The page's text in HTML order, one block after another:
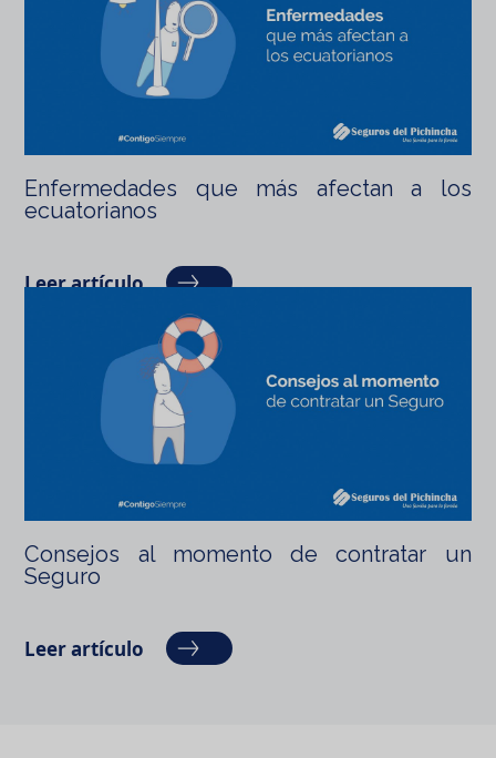
Enfermedades que más afectan a los
ecuatorianos
Leer artículo
Consejos al momento de contratar un
Seguro
Leer artículo